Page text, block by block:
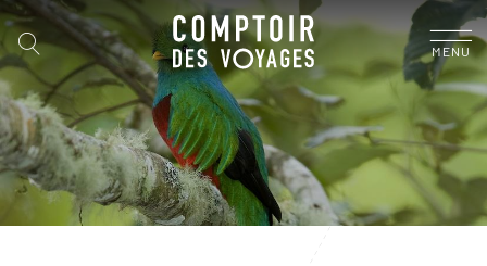
MENU